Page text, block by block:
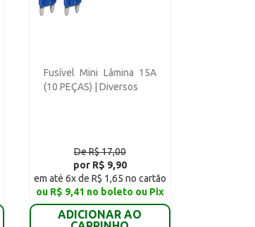
Fusível Mini Lâmina 15A
(10 PEÇAS) | Diversos
De R$ 17,00
por R$ 9,90
em até 6x de R$ 1,65 no cartão
ou R$ 9,41 no boleto ou Pix
ADICIONAR AO